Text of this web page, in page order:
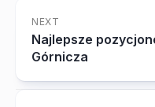
NEXT
Najlepsze
Górnicza